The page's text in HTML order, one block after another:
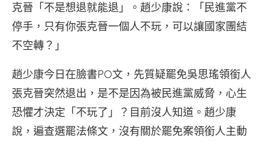
克晉「不是想退就能退」。趙少康說：「民進黨不
停手，只有你張克晉一個人不玩，可以讓國家團結
不空轉？」
趙少康今日在臉書PO文，先質疑罷免吳思瑤領銜人
張克晉突然退出，是不是因為被民進黨威脅，心生
恐懼才決定「不玩了」？目前沒人知道。趙少康
說，遍查選罷法條文，沒有關於罷免案領銜人主動